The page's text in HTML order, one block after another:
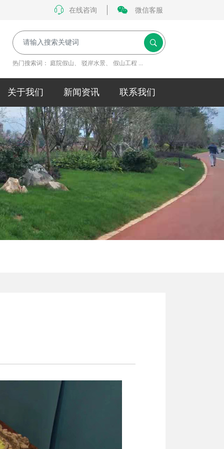
在线咨询 微信客服
热门搜索词： 庭院假山、 驳岸水景、 假山工程 ...
关于我们 新闻资讯 联系我们